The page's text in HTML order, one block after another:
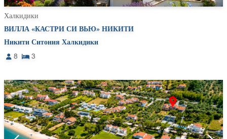
Халкидики
ВИЛЛА «КАСТРИ СИ ВЬЮ» НИКИТИ
Никити Ситония Халкидики
8 3